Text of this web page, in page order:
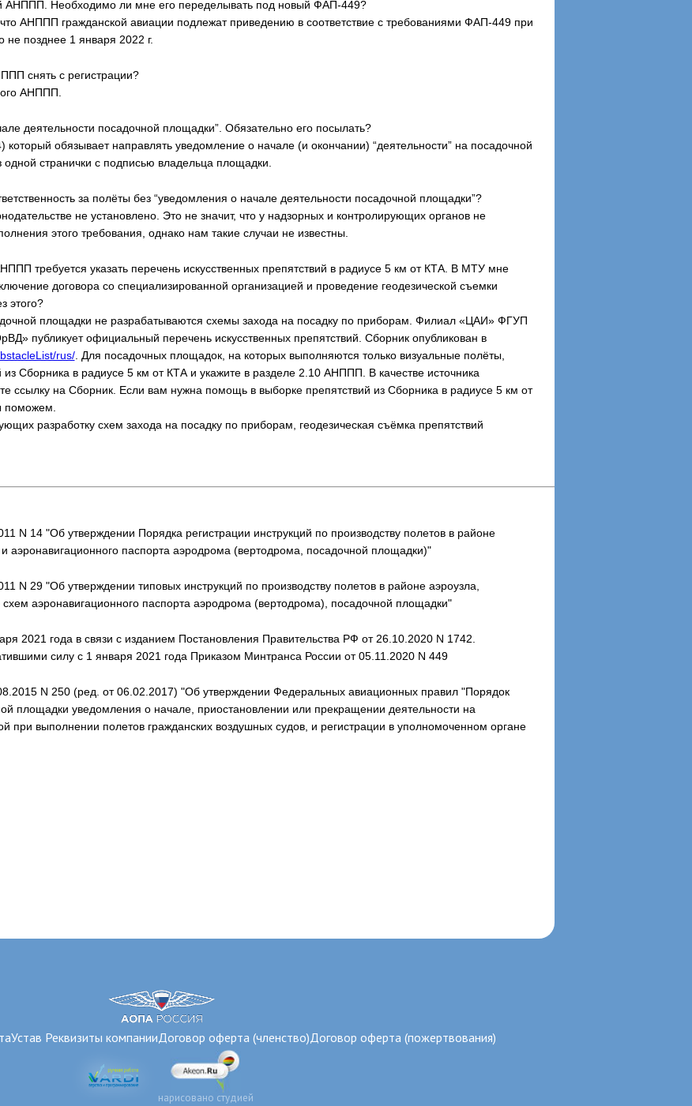
АНППП. Необходимо ли мне его переделывать под новый ФАП-449?
АНППП гражданской авиации подлежат приведению в соответствие с требованиями ФАП-449 при
не позднее 1 января 2022 г.
снять с регистрации?
АНППП.
деятельности посадочной площадки”. Обязательно его посылать?
который обязывает направлять уведомление о начале (и окончании) “деятельности” на посадочной
странички с подписью владельца площадки.
за полёты без “уведомления о начале деятельности посадочной площадки”?
не установлено. Это не значит, что у надзорных и контролирующих органов не
этого требования, однако нам такие случаи не известны.
требуется указать перечень искусственных препятствий в радиусе 5 км от КТА. В МТУ мне
договора со специализированной организацией и проведение геодезической съемки
этого?
площадки не разрабатываются схемы захода на посадку по приборам. Филиал «ЦАИ» ФГУП
публикует официальный перечень искусственных препятствий. Сборник опубликован в
rus/. Для посадочных площадок, на которых выполняются только визуальные полёты,
из Сборника в радиусе 5 км от КТА и укажите в разделе 2.10 АНППП. В качестве источника
ссылку на Сборник. Если вам нужна помощь в выборке препятствий из Сборника в радиусе 5 км от
поможем.
разработку схем захода на посадку по приборам, геодезическая съёмка препятствий
N 14 "Об утверждении Порядка регистрации инструкций по производству полетов в районе
аэронавигационного паспорта аэродрома (вертодрома, посадочной площадки)"
N 29 "Об утверждении типовых инструкций по производству полетов в районе аэроузла,
аэронавигационного паспорта аэродрома (вертодрома), посадочной площадки"
2021 года в связи с изданием Постановления Правительства РФ от 26.10.2020 N 1742.
силу с 1 января 2021 года Приказом Минтранса России от 05.11.2020 N 449
N 250 (ред. от 06.02.2017) "Об утверждении Федеральных авиационных правил "Порядок
площадки уведомления о начале, приостановлении или прекращении деятельности на
при выполнении полетов гражданских воздушных судов, и регистрации в уполномоченном органе
Устав Реквизиты компанииДоговор оферта (членство)Договор оферта (пожертвования)
нарисовано студией